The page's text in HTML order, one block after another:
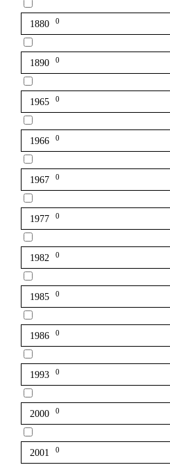
1880 0
1890 0
1965 0
1966 0
1967 0
1977 0
1982 0
1985 0
1986 0
1993 0
2000 0
2001 0